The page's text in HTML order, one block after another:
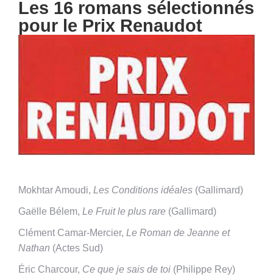
Les 16 romans sélectionnés
pour le Prix Renaudot
Mokhtar Amoudi, Les Conditions idéales (Gallimard)
Gaëlle Bélem, Le Fruit le plus rare (Gallimard)
Clément Camar-Mercier, Le Roman de Jeanne et
Nathan (Actes Sud)
Éric Charcour, Ce que je sais de toi (Philippe Rey)